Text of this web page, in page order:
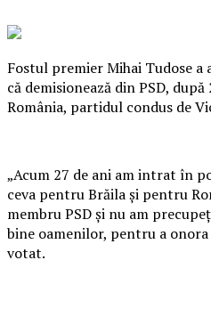
Fostul premier Mihai Tudose
că demisionează din PSD,
România, partidul condus de
„Acum 27 de ani am intrat în
ceva pentru Brăila şi pentru
membru PSD şi nu am
bine oamenilor, pentru a
votat.